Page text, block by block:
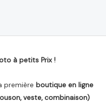
à petits Prix !
première boutique en ligne
veste, combinaison)